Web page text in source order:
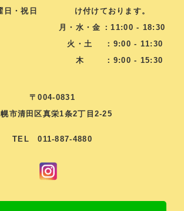
・祝日
け付けております。
月・水・金 ：11:00 - 18:30
火・土
：9:00 - 11:30
木
：9:00 - 15:30
〒004-0831
市清田区真栄1条2丁目2-25
TEL 011-887-4880